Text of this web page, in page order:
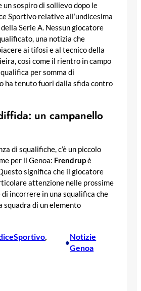
un sospiro di sollievo dopo le
Sportivo relative all’undicesima
Serie A. Nessun giocatore
una notizia che
ai tifosi e al tecnico della
così come il rientro in campo
per somma di
ha tenuto fuori dalla sfida contro
un campanello
di squalifiche, c’è un piccolo
per il Genoa: Frendrupè
significa che il giocatore
attenzione nelle prossime
incorrere in una squalifica che
squadra di un elemento
•
Notizie
Genoa